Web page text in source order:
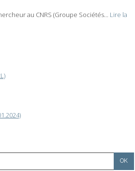
au CNRS (Groupe Sociétés... Lire la